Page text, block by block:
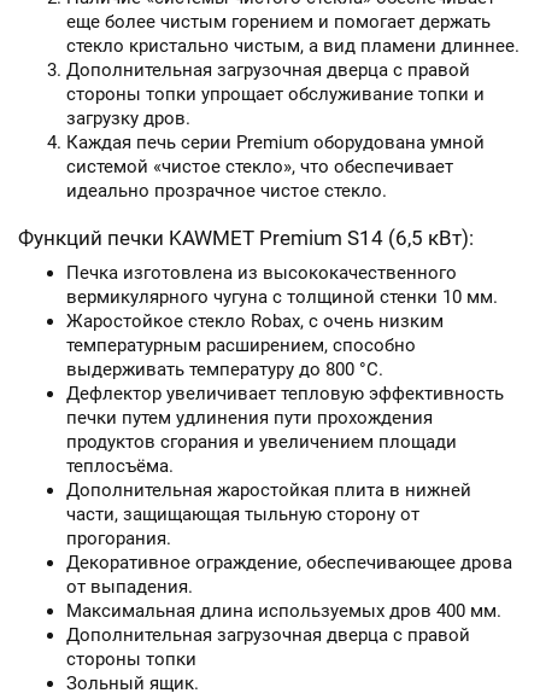
еще более чистым горением и помогает держать
стекло кристально чистым, а вид пламени длиннее.
Дополнительная загрузочная дверца с правой
стороны топки упрощает обслуживание топки и
загрузку дров.
Каждая печь серии Premium оборудована умной
системой «чистое стекло», что обеспечивает
идеально прозрачное чистое стекло.
Функций печки KAWMET Premium S14 (6,5 кВт):
Печка изготовлена из высококачественного
вермикулярного чугуна с толщиной стенки 10 мм.
Жаростойкое стекло Robax, с очень низким
температурным расширением, способно
выдерживать температуру до 800 °С.
Дефлектор увеличивает тепловую эффективность
печки путем удлинения пути прохождения
продуктов сгорания и увеличением площади
теплосъёма.
Дополнительная жаростойкая плита в нижней
части, защищающая тыльную сторону от
прогорания.
Декоративное ограждение, обеспечивающее дрова
от выпадения.
Максимальная длина используемых дров 400 мм.
Дополнительная загрузочная дверца с правой
стороны топки
Зольный ящик.